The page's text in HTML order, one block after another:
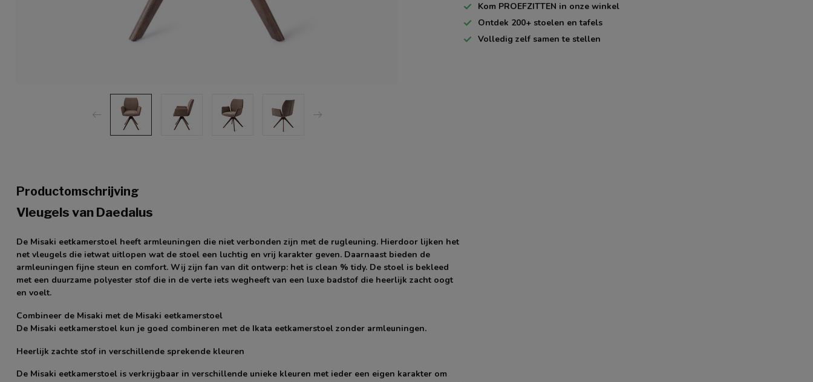
Kom PROEFZITTEN in onze winkel
Ontdek 200+ stoelen en tafels
Volledig zelf samen te stellen
Productomschrijving
Vleugels van Daedalus
De Misaki eetkamerstoel heeft armleuningen die niet verbonden zijn met de rugleuning. Hierdoor lijken het
net vleugels die ietwat uitlopen wat de stoel een luchtig en vrij karakter geven. Daarnaast bieden de
armleuningen fijne steun en comfort. Wij zijn fan van dit ontwerp: het is clean % tidy. De stoel is bekleed
met een duurzame polyester stof die in de verte iets wegheeft van een luxe badstof die heerlijk zacht oogt
en voelt.
Combineer de Misaki met de Misaki eetkamerstoel
De Misaki eetkamerstoel kun je goed combineren met de Ikata eetkamerstoel zonder armleuningen.
Heerlijk zachte stof in verschillende sprekende kleuren
De Misaki eetkamerstoel is verkrijgbaar in verschillende unieke kleuren met ieder een eigen karakter om